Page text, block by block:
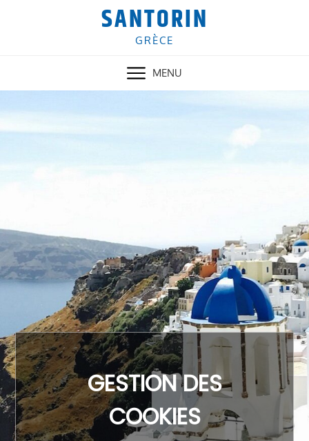
SANTORIN
GRÈCE
MENU
GESTION DES
COOKIES